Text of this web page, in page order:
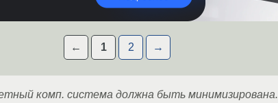
← 1 2 →
комп. система должна быть